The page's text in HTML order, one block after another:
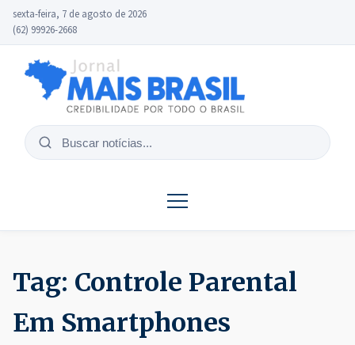
sexta-feira, 7 de agosto de 2026
(62) 99926-2668
Buscar
Tag: Controle Parental
Em Smartphones